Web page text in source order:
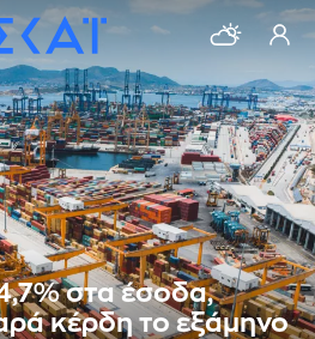
στα έσοδα,
κέρδη το εξάμηνο